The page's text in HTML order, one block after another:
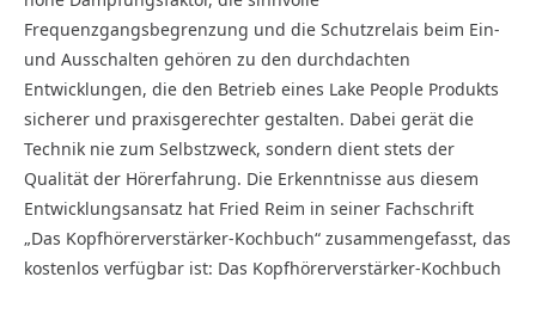
Frequenzgangsbegrenzung und die Schutzrelais beim Ein-
und Ausschalten gehören zu den durchdachten
Entwicklungen, die den Betrieb eines Lake People Produkts
sicherer und praxisgerechter gestalten. Dabei gerät die
Technik nie zum Selbstzweck, sondern dient stets der
Qualität der Hörerfahrung. Die Erkenntnisse aus diesem
Entwicklungsansatz hat Fried Reim in seiner Fachschrift
„Das Kopfhörerverstärker-Kochbuch“ zusammengefasst, das
kostenlos verfügbar ist: Das Kopfhörerverstärker-Kochbuch